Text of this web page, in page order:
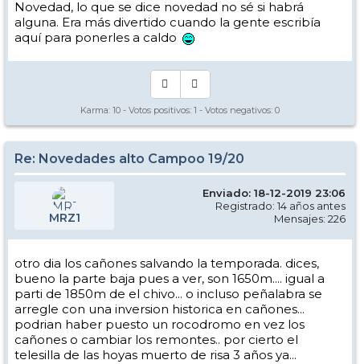
Novedad, lo que se dice novedad no sé si habrá
alguna. Era más divertido cuando la gente escribía
aquí para ponerles a caldo
Karma: 10 - Votos positivos: 1 - Votos negativos: 0
Re: Novedades alto Campoo 19/20
MRZ1
Enviado: 18-12-2019 23:06
Registrado: 14 años antes
Mensajes: 226
otro dia los cañones salvando la temporada. dices,
bueno la parte baja pues a ver, son 1650m.... igual a
parti de 1850m de el chivo... o incluso peñalabra se
arregle con una inversion historica en cañones...
podrian haber puesto un rocodromo en vez los
cañones o cambiar los remontes.. por cierto el
telesilla de las hoyas muerto de risa 3 años ya...